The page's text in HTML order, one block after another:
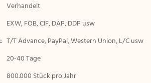
Verhandelt
EXW, FOB, CIF, DAP, DDP usw
T/T Advance, PayPal, Western Union, L/C usw
20-40 Tage
800.000 Stück pro Jahr